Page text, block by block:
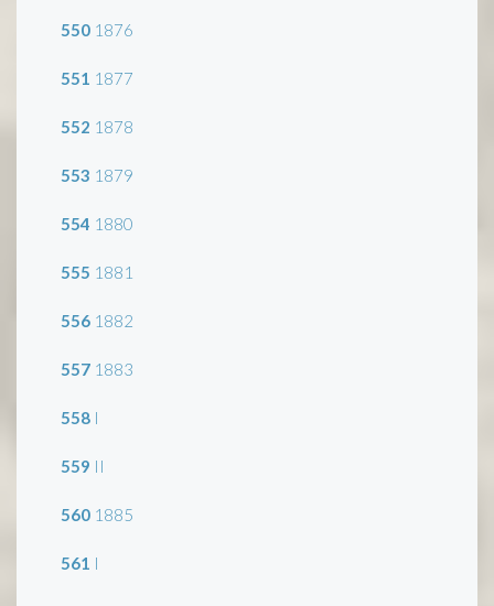
550 1876
551 1877
552 1878
553 1879
554 1880
555 1881
556 1882
557 1883
558 I
559 II
560 1885
561 I